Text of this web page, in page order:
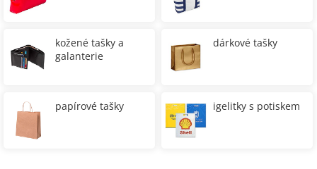
kožené tašky a
galanterie
dárkové tašky
papírové tašky igelitky s potiskem